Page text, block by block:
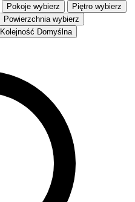
Pokoje wybierz Piętro wybierz
Powierzchnia wybierz
Kolejność Domyślna